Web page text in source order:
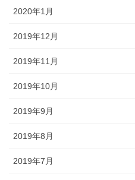
2020年1月
2019年12月
2019年11月
2019年10月
2019年9月
2019年8月
2019年7月